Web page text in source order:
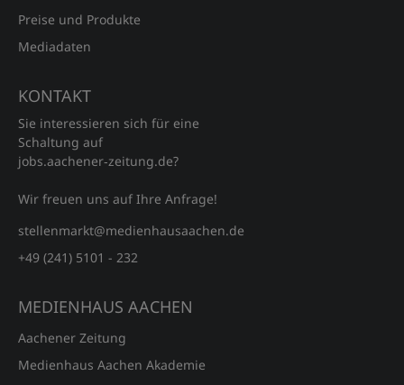
Preise und Produkte
Mediadaten
KONTAKT
Sie interessieren sich für eine
Schaltung auf
jobs.aachener‑zeitung.de?
Wir freuen uns auf Ihre Anfrage!
stellenmarkt@medienhausaachen.de
+49 (241) 5101 - 232
MEDIENHAUS AACHEN
Aachener Zeitung
Medienhaus Aachen Akademie